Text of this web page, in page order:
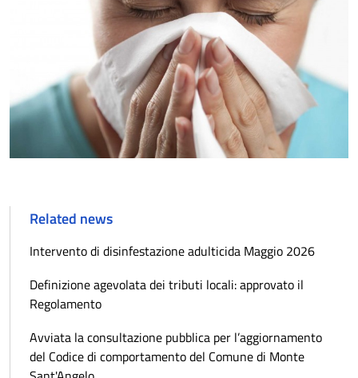
Related news
Intervento di disinfestazione adulticida Maggio 2026
Definizione agevolata dei tributi locali: approvato il
Regolamento
Avviata la consultazione pubblica per l’aggiornamento
del Codice di comportamento del Comune di Monte